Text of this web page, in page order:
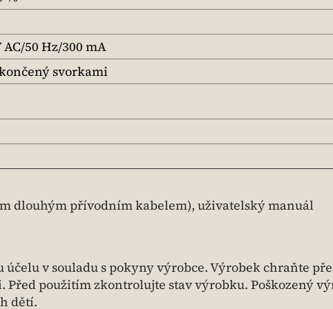
AC/50 Hz/300 mA
svorkami
m dlouhým přívodním kabelem), uživatelský manuál
v souladu s pokyny výrobce. Výrobek chraňte
použitím zkontrolujte stav výrobku. Poškozený
dětí.